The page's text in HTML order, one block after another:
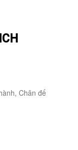
Chân đế